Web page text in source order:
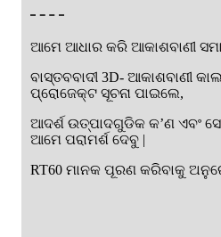
ଆମେ ଆଧାର କରି ଆକାଶବାଣୀ
ବାସ୍ତବବାଦୀ 3D- ଆକାଶବାଣୀ
ପ୍ରୋଜେକ୍ଟ ସୂଚନା ପାଇଲେ,
ଆଦର୍ଶ ଉତ୍ପାଦଗୁଡିକ କ’ଣ ଏବଂ
ଆମେ ପରାମର୍ଶ ଦେବୁ |
RT60 ମାନକ ପୂରଣ କରିବାକୁ